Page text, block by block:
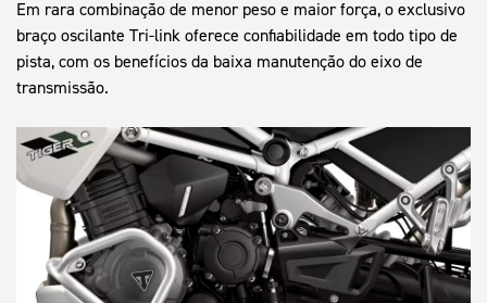
Em rara combinação de menor peso e maior força, o exclusivo
braço oscilante Tri-link oferece confiabilidade em todo tipo de
pista, com os benefícios da baixa manutenção do eixo de
transmissão.